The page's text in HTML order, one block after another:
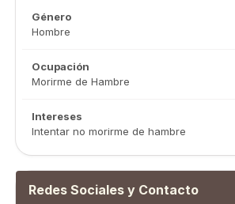
Género
Hombre
Ocupación
Morirme de Hambre
Intereses
Intentar no morirme de hambre
Redes Sociales y Contacto